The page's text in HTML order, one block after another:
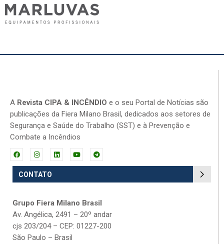
A Revista CIPA & INCÊNDIO e o seu Portal de Notícias são
publicações da Fiera Milano Brasil, dedicados aos setores de
Segurança e Saúde do Trabalho (SST) e à Prevenção e
Combate a Incêndios
CONTATO
Grupo Fiera Milano Brasil
Av. Angélica, 2491 – 20º andar
cjs 203/204 – CEP: 01227-200
São Paulo – Brasil